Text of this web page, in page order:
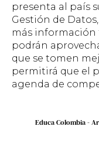
presenta al país
Gestión de
más información
podrán
que se tomen
permitirá que el
agenda de
Educa Colombia -